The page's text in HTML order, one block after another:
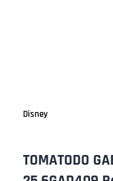
Disney
TOMATODO